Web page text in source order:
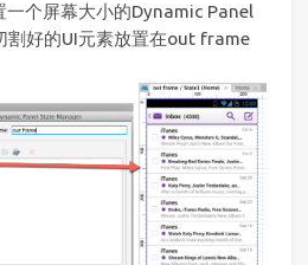
一个屏幕大小的Dynamic Panel
好的UI元素放置在out frame